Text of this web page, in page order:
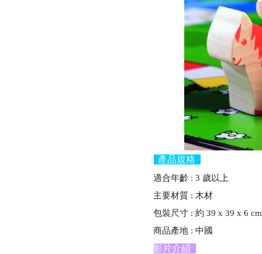
產品規格
適合年齡 : 3 歲以上
主要材質 : 木材
包裝尺寸 : 約 39 x 39 x 6 cm
商品產地 : 中國
影片介紹